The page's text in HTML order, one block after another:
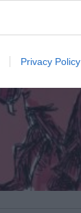
Privacy Policy